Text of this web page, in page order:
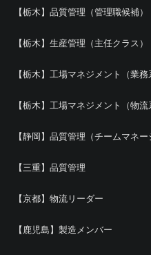
【栃木】品質管理（管理職候補）
【栃木】生産管理（主任クラス）
【栃木】工場マネジメント（業務
【栃木】工場マネジメント（物流
【静岡】品質管理（チームマネー
【三重】品質管理
【京都】物流リーダー
【鹿児島】製造メンバー